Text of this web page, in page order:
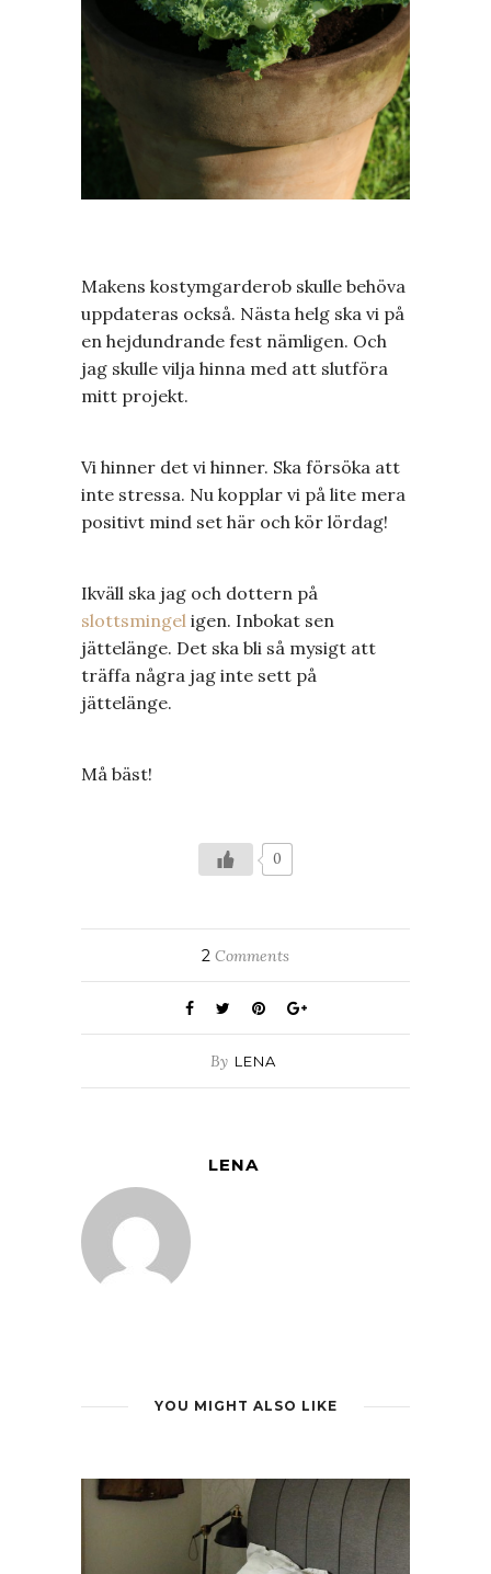
Makens kostymgarderob skulle behöva
uppdateras också. Nästa helg ska vi på
en hejdundrande fest nämligen. Och
jag skulle vilja hinna med att slutföra
mitt projekt.
Vi hinner det vi hinner. Ska försöka att
inte stressa. Nu kopplar vi på lite mera
positivt mind set här och kör lördag!
Ikväll ska jag och dottern på
slottsmingel igen. Inbokat sen
jättelänge. Det ska bli så mysigt att
träffa några jag inte sett på
jättelänge.
Må bäst!
0
2 Comments
By LENA
LENA
YOU MIGHT ALSO LIKE